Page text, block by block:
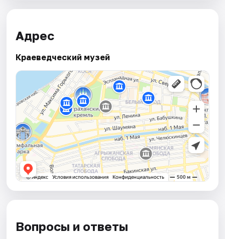
Адрес
Краеведческий музей
Вопросы и ответы